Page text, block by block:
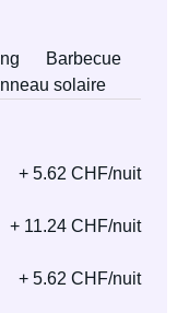
Barbecue
solaire
+ 5.62 CHF/nuit
+ 11.24 CHF/nuit
+ 5.62 CHF/nuit